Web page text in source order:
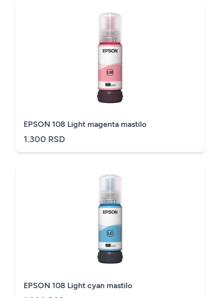
EPSON 108 Light magenta mastilo
1.300 RSD
EPSON 108 Light cyan mastilo